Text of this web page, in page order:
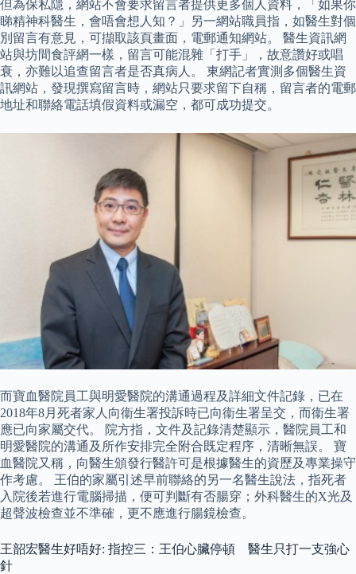
但為保私隱，網站不會要求留言者提供更多個人資料，「如果你
睇精神科醫生，會唔會想人知？」另一網站職員指，如醫生對個
別留言有意見，可擷取該頁畫面，電郵通知網站。 醫生資訊網
站與坊間食評網一樣，留言可能混雜「打手」，故意讚好或唱
衰，亦難以追查留言者是否真病人。 東網記者實測多個醫生資
訊網站，發現撰寫留言時，網站只要求留下自稱，留言者的電郵
地址和聯絡電話填假資料或漏空，都可成功提交。
而寶血醫院員工與明愛醫院的溝通過程及詳細文件記錄，已在
2018年8月死者家人向衞生署投訴時已向衞生署呈交，而衞生署
應已向家屬交代。 院方指，文件及記錄清楚顯示，醫院員工和
明愛醫院的溝通及所作安排完全附合既定程序，清晰無誤。 寶
血醫院又稱，向醫生頒發行醫許可是根據醫生的資歷及專業操守
作考慮。 王伯的家屬引述早前聯絡的另一名醫生說法，指死者
入院後若進行電腦掃描，便可判斷有否腸穿；外科醫生的X光及
超聲波檢查並不準確，更不應進行腸鏡檢查。
王韶宏醫生好唔好: 指控三：王伯心臟停頓 醫生只打一支強心
針